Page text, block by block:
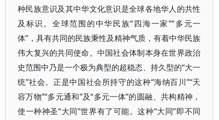
种民族意识及其中华文化意识是全球各地华人的共性
及标识。全球范围的中华民族“四海一家”“多元一
体”，具有共同的民族秉性及精神气质，有着中华民族
伟大复兴的共同使命。中国社会体制本身在世界政治
史范围中乃是一个极为典型的超稳态、持久型的“大一
统”社会。正是中国社会所持守的这种“海纳百川”“天
容万物”“多元通和”及“多元一体”的圆融、共构精神，
使一种神圣“大同”世界有了可能。这种“大同”即不同